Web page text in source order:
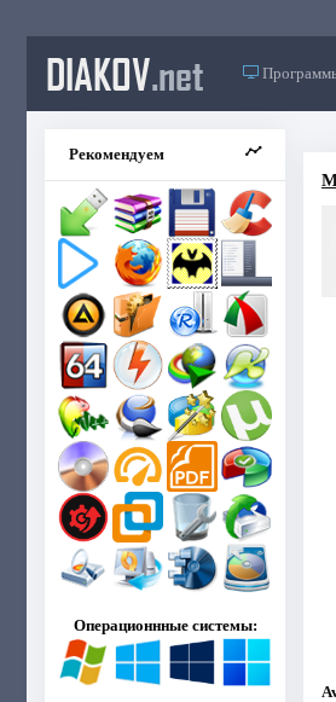
DIAKOV.net
Рекомендуем
Операционнные системы: